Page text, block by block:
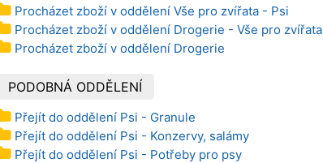
Procházet zboží v oddělení Vše pro zvířata - Psi
Procházet zboží v oddělení Drogerie - Vše pro zvířata
Procházet zboží v oddělení Drogerie
PODOBNÁ ODDĚLENÍ
Přejít do oddělení Psi - Granule
Přejít do oddělení Psi - Konzervy, salámy
Přejít do oddělení Psi - Potřeby pro psy